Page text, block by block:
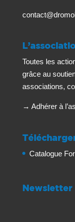
Toutes les
grâce au
associations,
→ Adhérer à
Catalogue
Newsletter